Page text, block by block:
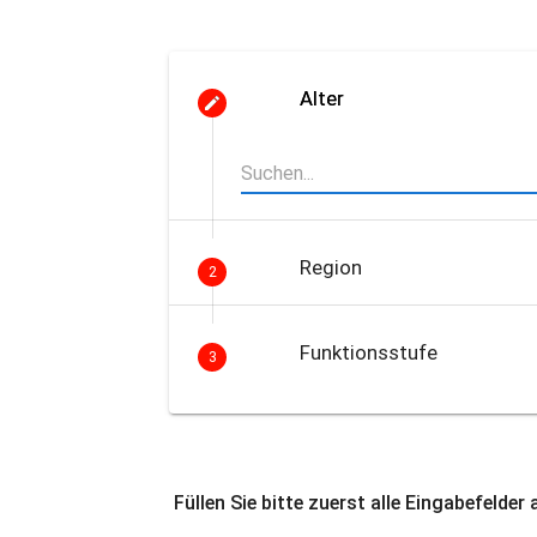
Alter
2 Region
3 Funktionsstufe
Füllen Sie bitte zuerst alle Eingabefelder